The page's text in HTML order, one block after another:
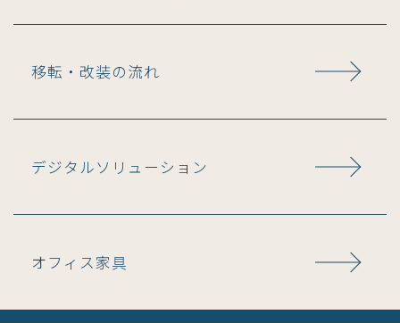
移転・改装の流れ
デジタルソリューション
オフィス家具